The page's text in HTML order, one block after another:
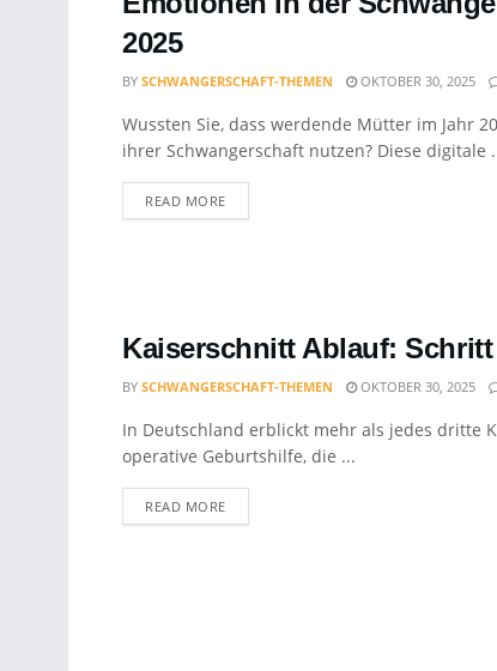
2025
BY SCHWANGERSCHAFT-THEMEN OKTOBER 30, 2025
Wussten Sie, dass werdende Mütter im Jahr
ihrer Schwangerschaft nutzen? Diese digitale
READ MOREDETAILS
Kaiserschnitt Ablauf:
BY SCHWANGERSCHAFT-THEMEN OKTOBER 30, 2025
In Deutschland erblickt mehr als jedes dritte
operative Geburtshilfe, die ...
READ MOREDETAILS